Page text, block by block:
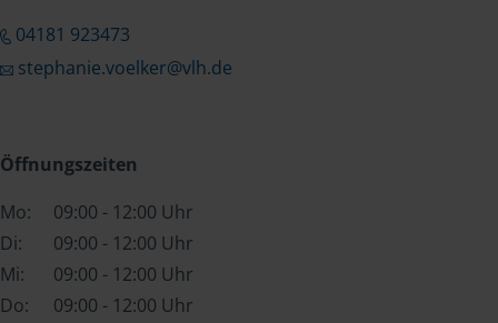
04181 923473
stephanie.voelker@vlh.de
Öffnungszeiten
Mo:
09:00 - 12:00 Uhr
Di:
09:00 - 12:00 Uhr
Mi:
09:00 - 12:00 Uhr
Do:
09:00 - 12:00 Uhr